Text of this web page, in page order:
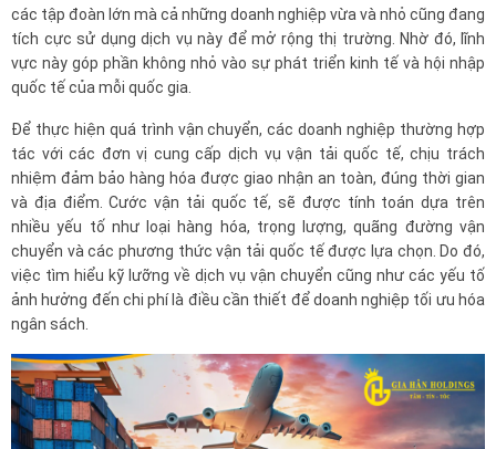
các tập đoàn lớn mà cả những doanh nghiệp vừa và nhỏ cũng đang
tích cực sử dụng dịch vụ này để mở rộng thị trường. Nhờ đó, lĩnh
vực này góp phần không nhỏ vào sự phát triển kinh tế và hội nhập
quốc tế của mỗi quốc gia.
Để thực hiện quá trình vận chuyển, các doanh nghiệp thường hợp
tác với các đơn vị cung cấp dịch vụ vận tải quốc tế, chịu trách
nhiệm đảm bảo hàng hóa được giao nhận an toàn, đúng thời gian
và địa điểm. Cước vận tải quốc tế, sẽ được tính toán dựa trên
nhiều yếu tố như loại hàng hóa, trọng lượng, quãng đường vận
chuyển và các phương thức vận tải quốc tế được lựa chọn. Do đó,
việc tìm hiểu kỹ lưỡng về dịch vụ vận chuyển cũng như các yếu tố
ảnh hưởng đến chi phí là điều cần thiết để doanh nghiệp tối ưu hóa
ngân sách.